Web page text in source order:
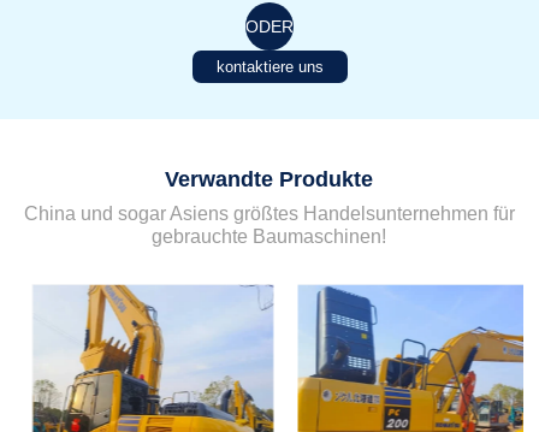
ODER
kontaktiere uns
Verwandte Produkte
China und sogar Asiens größtes Handelsunternehmen für
gebrauchte Baumaschinen!